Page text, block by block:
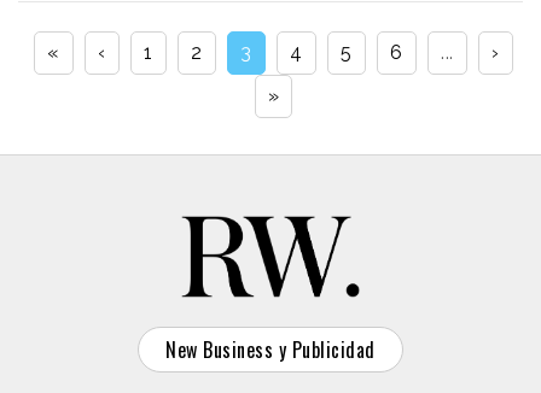
« ‹ 1 2 3 4 5 6 ...
›
»
New Business y Publicidad